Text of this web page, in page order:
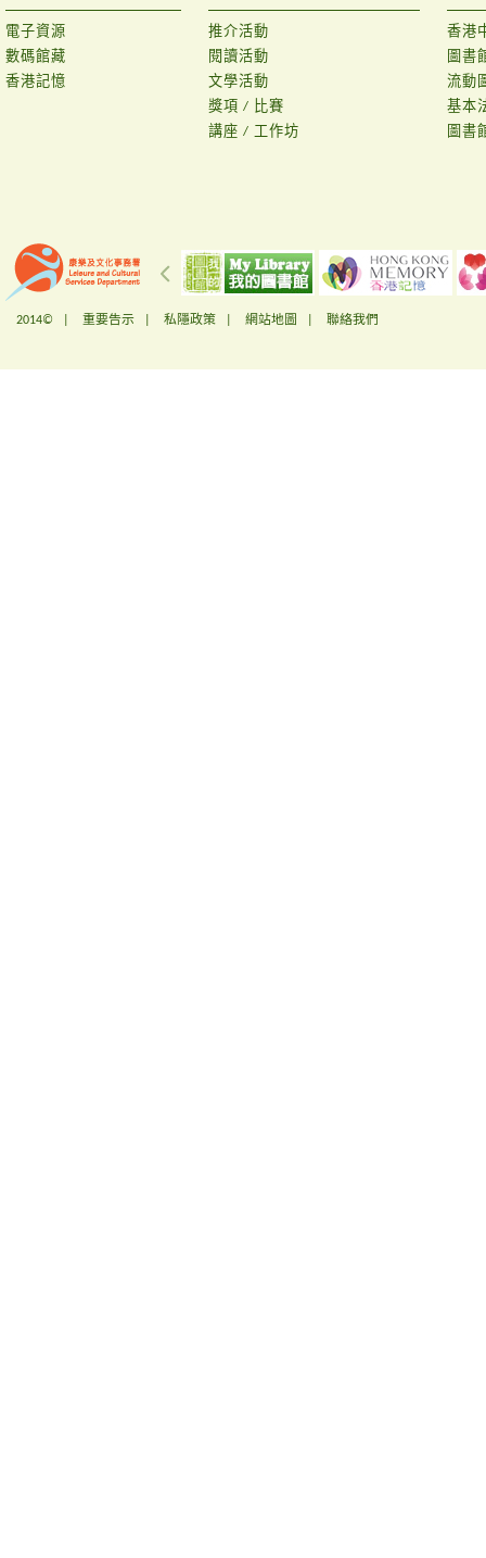
電子資源
數碼館藏
香港記憶
推介活動
閱讀活動
文學活動
獎項 / 比賽
講座 / 工作坊
香港
圖書
流動
基本
圖書
2014© | 重要告示 私隱政策 網站地圖 聯絡我們